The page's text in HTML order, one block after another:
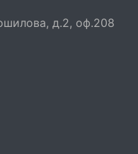
д.2, оф.208